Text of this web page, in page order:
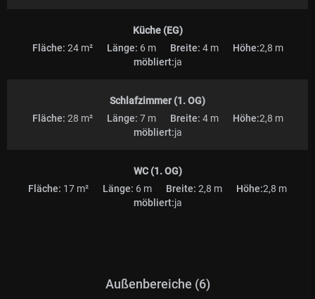
Küche (EG)
Fläche: 24 m² Länge: 6 m Breite: 4 m Höhe:2,8 m
möbliert:ja
Schlafzimmer (1. OG)
Fläche: 28 m² Länge: 7 m Breite: 4 m Höhe:2,8 m
möbliert:ja
WC (1. OG)
Fläche: 17 m² Länge: 6 m Breite: 2,8 m Höhe:2,8 m
möbliert:ja
Außenbereiche (6)